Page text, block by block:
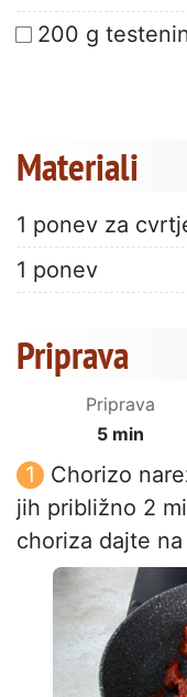
200 g
Materiali
1 ponev za
1 ponev
Priprava
Priprava
5 min
Chorizo
jih približno 2
choriza dajte na